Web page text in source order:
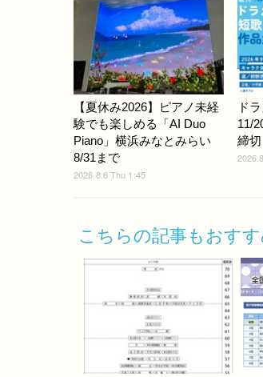
【夏休み2026】ピアノ未経
験でも楽しめる「AI Duo
Piano」横浜みなとみらい
8/31まで
2026.8.6 Thu 1:45
ド
11/
締切
こちらの記事もおす